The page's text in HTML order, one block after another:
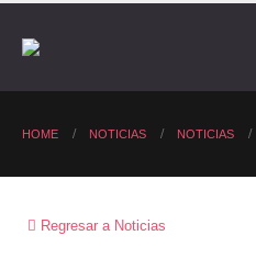
HOME NOTICIAS NOTICIAS
Regresar a Noticias